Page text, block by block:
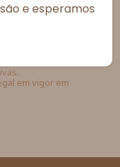
em vigor em
e esperamos